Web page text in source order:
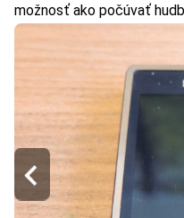
možnosť ako počúvať